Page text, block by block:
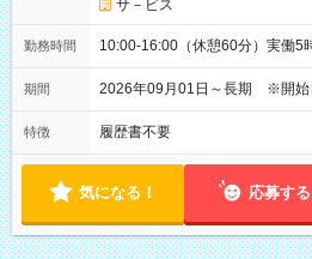
サ－ビス
勤務時間 10:00-16:00（休憩60分）実働5
期間 2026年09月01日～長期 ※開
特徴 履歴書不要
気になる！ 応募する